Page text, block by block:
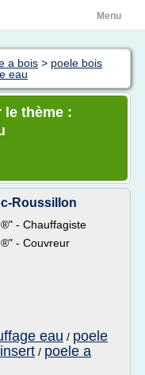
Menu
a bois > poele bois
eau
thème :
Roussillon
- Chauffagiste
- Couvreur
eau / poele
/ poele a